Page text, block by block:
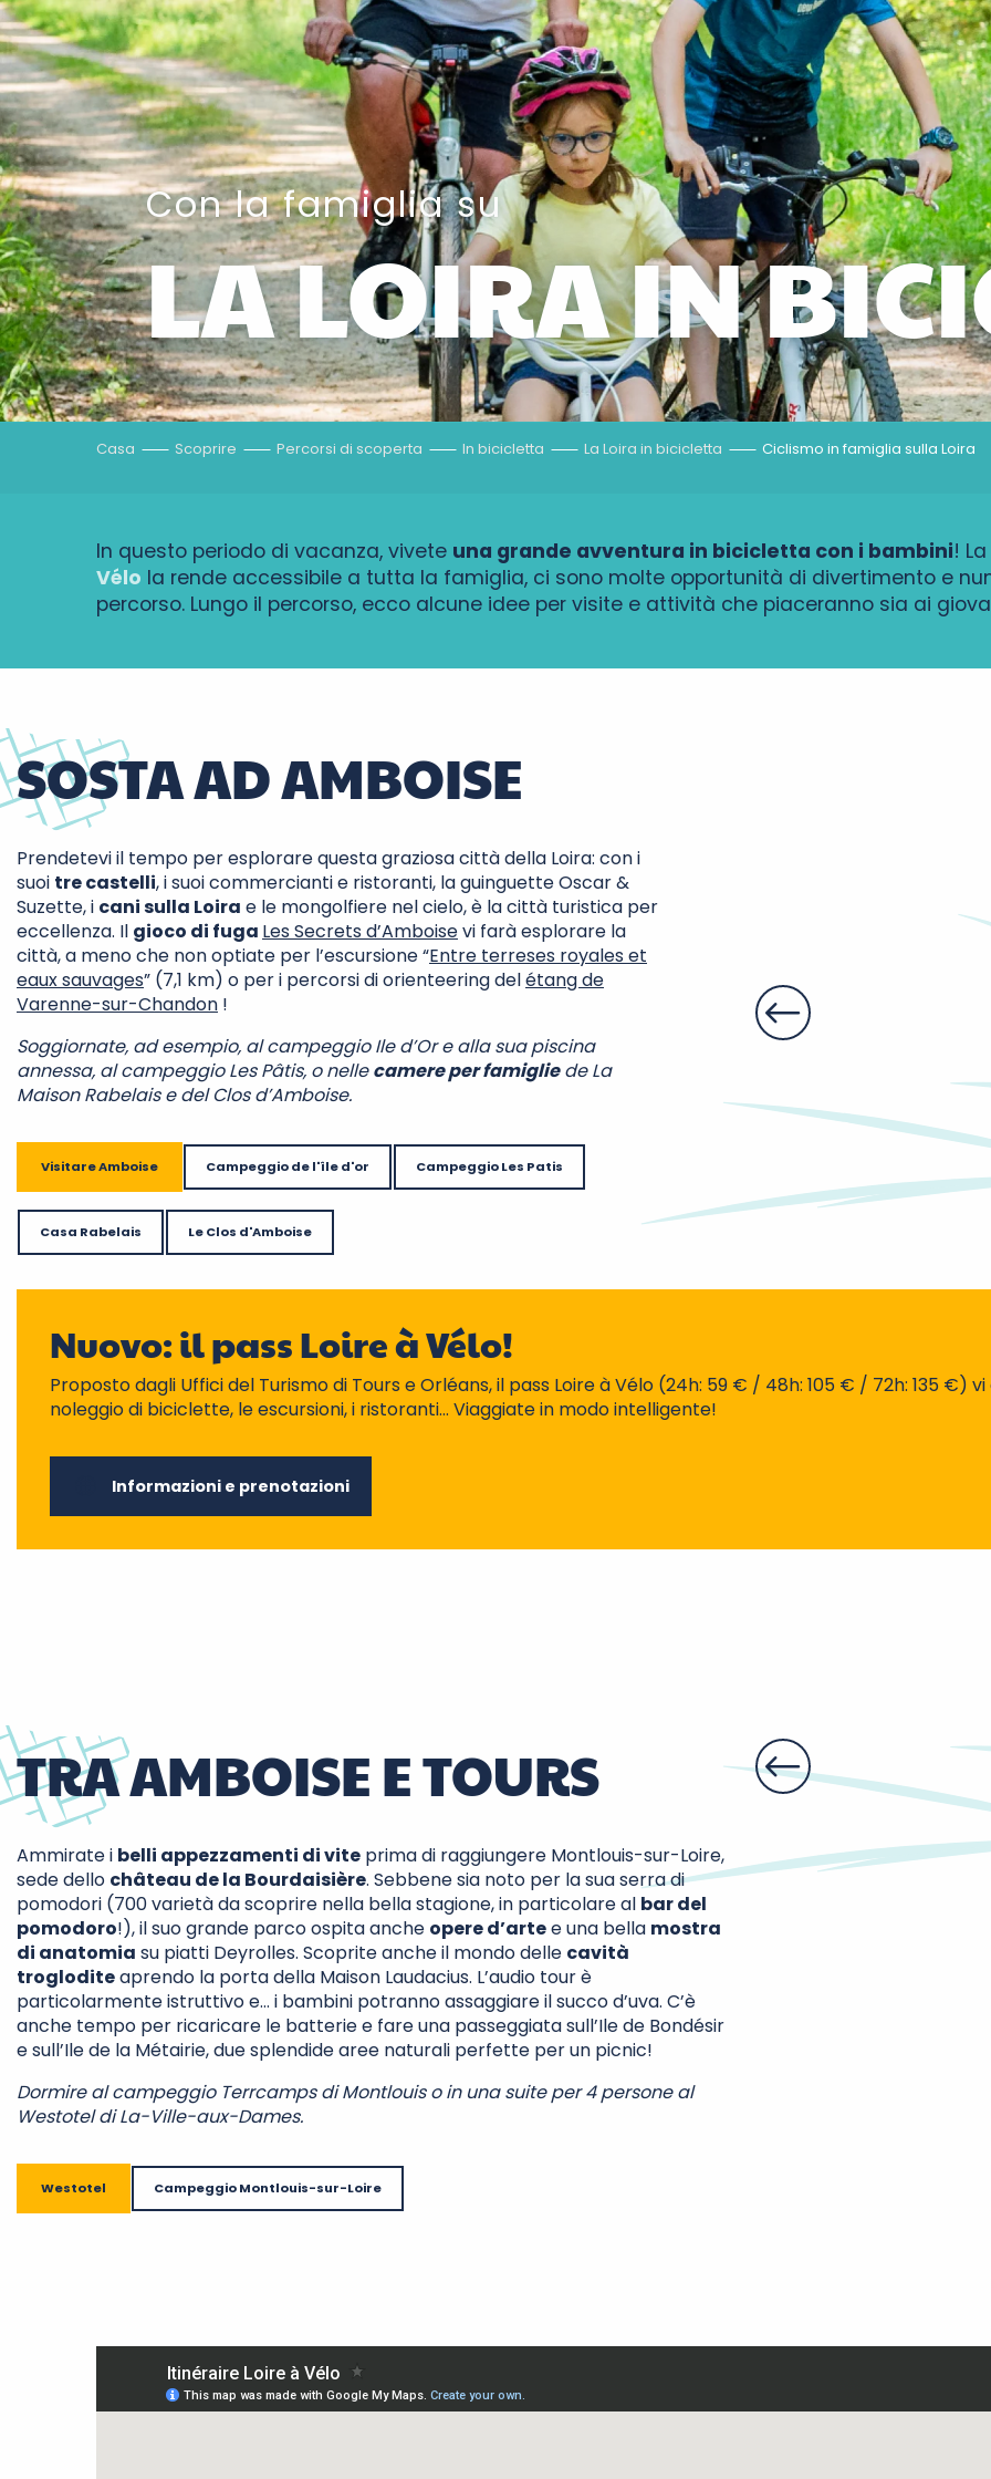
Con la famiglia su
LA LOIRA IN
Casa Scoprire Percorsi di scoperta In bicicletta La Loira in bicicletta Ciclismo in famiglia sulla Loira
In questo periodo di vacanza, vivete una grande avventura in bicicletta con i bambini!
Vélo la rende accessibile a tutta la famiglia, ci sono molte opportunità di divertimento e
percorso. Lungo il percorso, ecco alcune idee per visite e attività che piaceranno sia ai
SOSTA AD AMBOISE
Prendetevi il tempo per esplorare questa graziosa città della Loira: con i
suoi tre castelli, i suoi commercianti e ristoranti, la guinguette Oscar &
Suzette, i cani sulla Loira e le mongolfiere nel cielo, è la città turistica per
eccellenza. Il gioco di fuga Les Secrets d’Amboisevi farà esplorare la
città, a meno che non optiate per l’escursione “Entre terreses royales et
eaux sauvages” (7,1 km) o per i percorsi di orienteering delétang de
Varenne-sur-Chandon !
Soggiornate, ad esempio, al campeggio Ile d’Or e alla sua piscina
annessa, al campeggio Les Pâtis, o nellecamere per famigliede La
Maison Rabelais e del Clos d’Amboise.
Visitare Amboise Campeggio de l'île d'or Campeggio Les Patis
Casa Rabelais Le Clos d'Amboise
Château du
Nuovo: il pass Loire à Vélo!
Proposto dagli Uffici del Turismo di Tours e Orléans, il pass Loire à Vélo (24h: 59 € / 48h: 105 € / 72h: 135
noleggio di biciclette, le escursioni, i ristoranti… Viaggiate in modo intelligente!
Informazioni e prenotazioni
TRA AMBOISE E TOURS
Ammirate i belli appezzamenti di vite prima di raggiungere Montlouis-sur-Loire,
sede dello château de la Bourdaisière. Sebbene sia noto per la sua serra di
pomodori (700 varietà da scoprire nella bella stagione, in particolare al bar del
pomodoro!), il suo grande parco ospita anche opere d’artee una bella mostra
di anatomia su piatti Deyrolles. Scoprite anche il mondo delle cavità
trogloditeaprendo la porta della Maison Laudacius. L’audio tour è
particolarmente istruttivo e… i bambini potranno assaggiare il succo d’uva. C’è
anche tempo per ricaricare le batterie e fare una passeggiata sull’Ile de Bondésir
e sull’Ile de la Métairie, due splendide aree naturali perfette per un picnic!
Dormire al campeggio Terrcamps di Montlouis o in una suite per 4 persone al
Westotel di La-Ville-aux-Dames.
Westotel Campeggio Montlouis-sur-Loire